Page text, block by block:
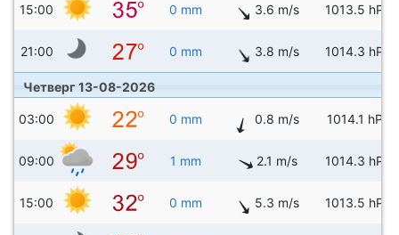
15:00 0 mm 3.6 m/s 1013.5 hPa
21:00 0 mm 3.8 m/s 1014.3 hPa
Четверг 13-08-2026
03:00 0 mm 0.8 m/s 1014.1 hPa
09:00 1 mm 2.1 m/s 1014.3 hPa
15:00 0 mm 5.3 m/s 1013.5 hPa